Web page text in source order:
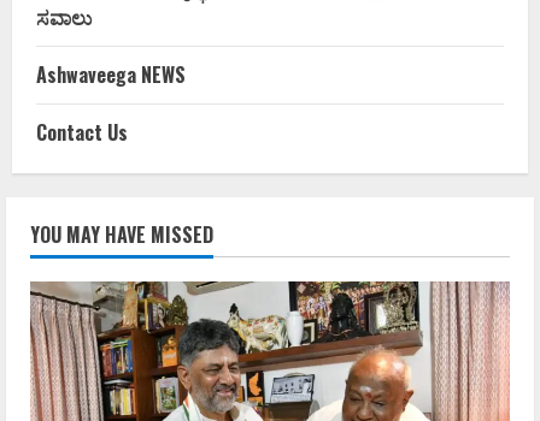
ಸವಾಲು
Ashwaveega NEWS
Contact Us
YOU MAY HAVE MISSED